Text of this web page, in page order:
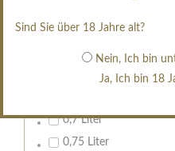
Sind Sie über 18 Jahre alt?
Nein, Ich bin
Ja, Ich bin 18
erfrischend, nicht zu
0,7 Liter
0,75 Liter